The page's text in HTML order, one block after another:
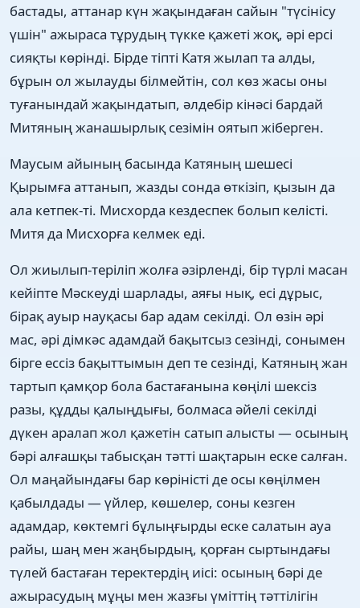
бастады, аттанар күн жақындаған сайын "түсінісу
үшін" ажыраса тұрудың түкке қажеті жоқ, әрі ерсі
сияқты көрінді. Бірде тіпті Катя жылап та алды,
бұрын ол жылауды білмейтін, сол көз жасы оны
туғанындай жақындатып, әлдебір кінәсі бардай
Митяның жанашырлық сезімін оятып жіберген.
Маусым айының басында Катяның шешесі
Қырымға аттанып, жазды сонда өткізіп, қызын да
ала кетпек-ті. Мисхорда кездеспек болып келісті.
Митя да Мисхорға келмек еді.
Ол жиылып-теріліп жолға әзірленді, бір түрлі масан
кейіпте Мәскеуді шарлады, аяғы нық, есі дұрыс,
бірақ ауыр науқасы бар адам секілді. Ол өзін әрі
мас, әрі дімкәс адамдай бақытсыз сезінді, сонымен
бірге ессіз бақыттымын деп те сезінді, Катяның жан
тартып қамқор бола бастағанына көңілі шексіз
разы, құдды қалыңдығы, болмаса әйелі секілді
дүкен аралап жол қажетін сатып алысты — осының
бәрі алғашқы табысқан тәтті шақтарын еске салған.
Ол маңайындағы бар көріністі де осы көңілмен
қабылдады — үйлер, көшелер, соны кезген
адамдар, көктемгі бұлыңғырды еске салатын ауа
райы, шаң мен жаңбырдың, қорған сыртындағы
түлей бастаған теректердің иісі: осының бәрі де
ажырасудың мұңы мен жазғы үміттің тәттілігін